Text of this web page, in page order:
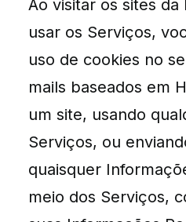
Ao visitar os sites da
usar os Serviços,
uso de cookies no
mails baseados em
um site, usando
Serviços, ou
quaisquer
meio dos Serviços,